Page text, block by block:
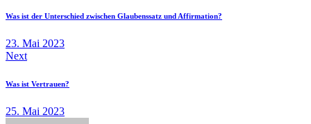
Was ist der Unterschied zwischen Glaubenssatz und Affirmation?
23. Mai 2023
Next
Was ist Vertrauen?
25. Mai 2023